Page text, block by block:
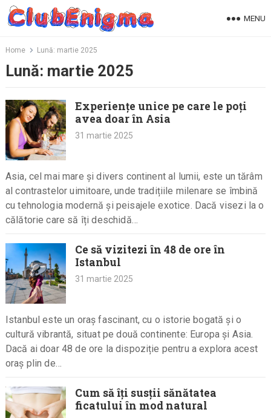
Skip
MENU
Home Lună: martie 2025
Lună: martie 2025
Experiențe unice pe care le poți
avea doar în Asia
31 martie 2025
Asia, cel mai mare și divers continent al lumii, este un tărâm
al contrastelor uimitoare, unde tradițiile milenare se îmbină
cu tehnologia modernă și peisajele exotice. Dacă visezi la o
călătorie care să îți deschidă…
Ce să vizitezi în 48 de ore în
Istanbul
31 martie 2025
Istanbul este un oraș fascinant, cu o istorie bogată și o
cultură vibrantă, situat pe două continente: Europa și Asia.
Dacă ai doar 48 de ore la dispoziție pentru a explora acest
oraș plin de…
Cum să îți susții sănătatea
ficatului în mod natural